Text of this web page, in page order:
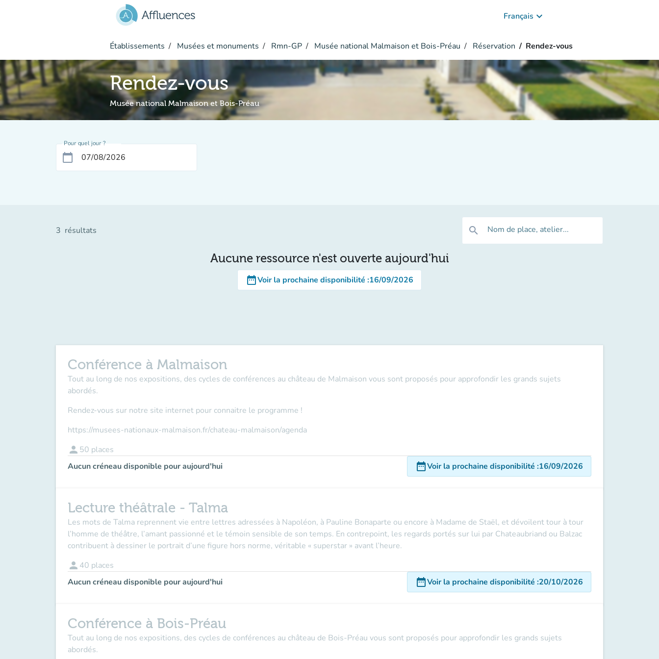
Français keyboard_arrow_down
Établissements Musées et monuments Rmn-GP Musée national Malmaison et Bois-Préau Réservation Rendez-vous
Rendez-vous
Musée national Malmaison et Bois-Préau
Pour quel jour ?
calendar_today
3 résultats search Nom de place, atelier...
Aucune ressource n'est ouverte aujourd'hui
date_rangeVoir la prochaine disponibilité :16/09/2026
Conférence à Malmaison
Tout au long de nos expositions, des cycles de conférences au château de Malmaison vous sont proposés pour approfondir les grands sujets
abordés.
Rendez-vous sur notre site internet pour connaitre le programme !
https://musees-nationaux-malmaison.fr/chateau-malmaison/agenda
person 50 places
Aucun créneau disponible pour aujourd'hui
date_rangeVoir la prochaine disponibilité :16/09/2026
Lecture théâtrale - Talma
Les mots de Talma reprennent vie entre lettres adressées à Napoléon, à Pauline Bonaparte ou encore à Madame de Staël, et dévoilent tour à tour
l’homme de théâtre, l’amant passionné et le témoin sensible de son temps. En contrepoint, les regards portés sur lui par Chateaubriand ou Balzac
contribuent à dessiner le portrait d’une figure hors norme, véritable « superstar » avant l’heure.
person 40 places
Aucun créneau disponible pour aujourd'hui
date_rangeVoir la prochaine disponibilité :20/10/2026
Conférence à Bois-Préau
Tout au long de nos expositions, des cycles de conférences au château de Bois-Préau vous sont proposés pour approfondir les grands sujets
abordés.